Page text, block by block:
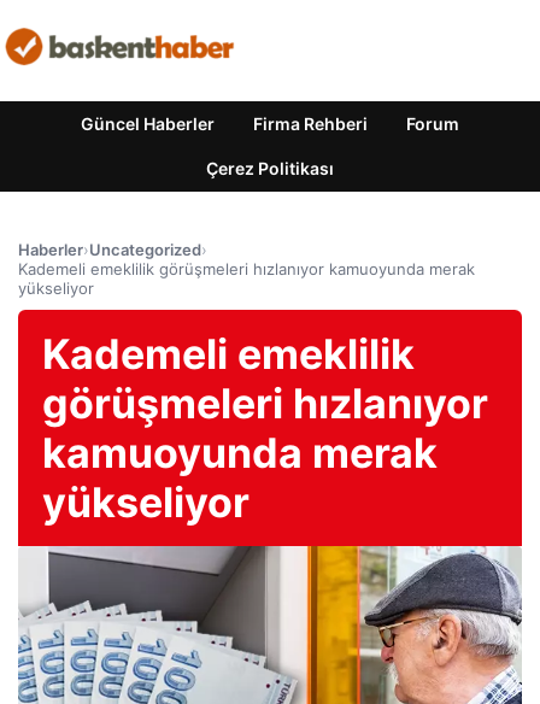
Güncel Haberler Firma Rehberi Forum
Çerez Politikası
Haberler›Uncategorized›
Kademeli emeklilik görüşmeleri hızlanıyor kamuoyunda merak
yükseliyor
Kademeli emeklilik
görüşmeleri hızlanıyor
kamuoyunda merak
yükseliyor